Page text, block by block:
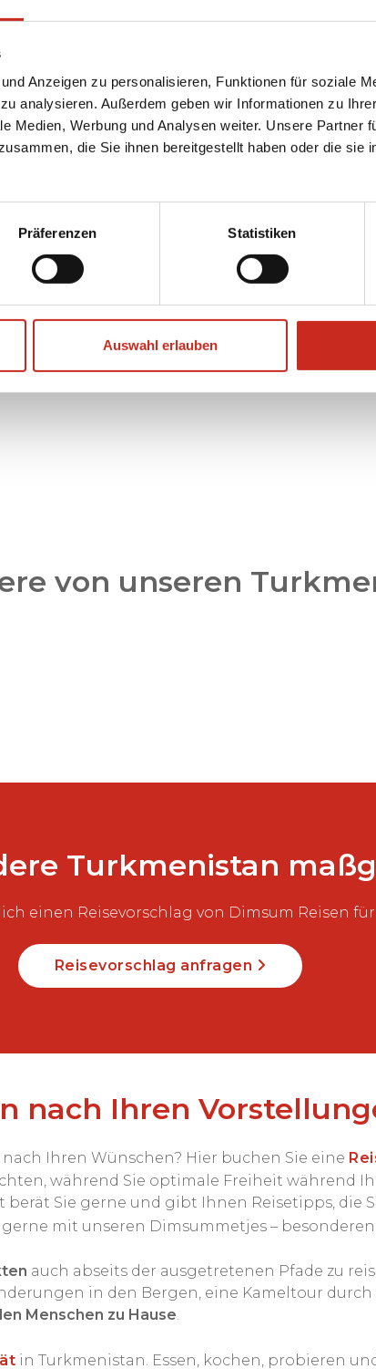
Anzeigen zu personalisieren, Funktionen für soziale
analysieren. Außerdem geben wir Informationen zu
Medien, Werbung und Analysen weiter. Unsere Partner
die Sie ihnen bereitgestellt haben oder die sie
Präferenzen Statistiken
Auswahl erlauben
sich alle unsere Turkmenistan Bausteine an
von unseren
Turkmenistan
einen Reisevorschlag von Dimsum Reisen
Reisevorschlag anfragen
nach Ihren
Ihren Wünschen? Hier buchen Sie eine
während Sie optimale Freiheit während
Sie gerne und gibt Ihnen Reisetipps, die
mit unseren Dimsummetjes –
auch abseits der ausgetretenen Pfade zu
in den Bergen, eine Kameltour
Menschen zu Hause.
in Turkmenistan. Essen, kochen, probieren